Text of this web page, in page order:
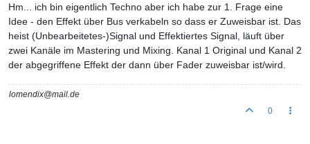
Hm... ich bin eigentlich Techno aber ich habe zur 1. Frage eine
Idee - den Effekt über Bus verkabeln so dass er Zuweisbar ist. Das
heist (Unbearbeitetes-)Signal und Effektiertes Signal, läuft über
zwei Kanäle im Mastering und Mixing. Kanal 1 Original und Kanal 2
der abgegriffene Effekt der dann über Fader zuweisbar ist/wird.
lomendix@mail.de
0